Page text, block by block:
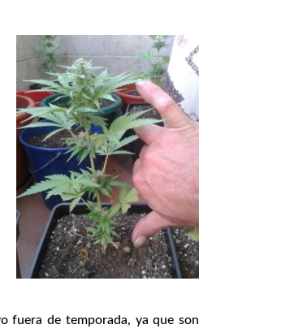
fuera de temporada, ya que son